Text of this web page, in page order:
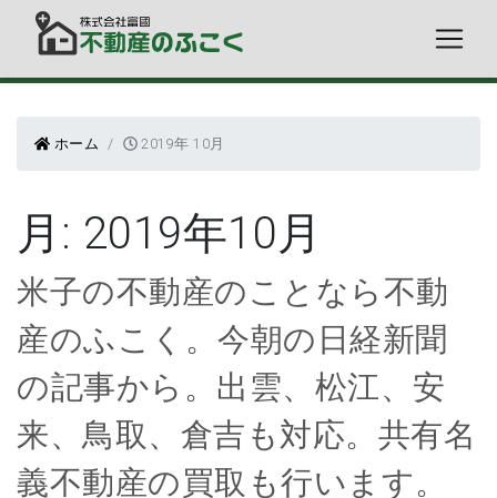
ホーム 2019年 10月
月: 2019年10月
米子の不動産のことなら不動
産のふこく。今朝の日経新聞
の記事から。出雲、松江、安
来、鳥取、倉吉も対応。共有名
義不動産の買取も行います。